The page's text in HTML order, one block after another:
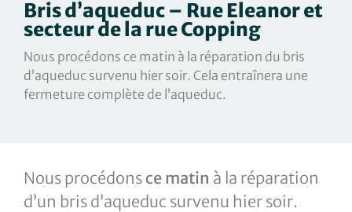
Bris d’aqueduc – Rue Eleanor et
secteur de la rue Copping
Nous procédons ce matin à la réparation du bris
d’aqueduc survenu hier soir. Cela entraînera une
fermeture complète de l’aqueduc.
Nous procédonsce matin à la réparation
d’un bris d’aqueduc survenu hier soir.